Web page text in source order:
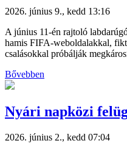
2026. június 9., kedd 13:16
A június 11-én rajtoló
hamis FIFA-weboldalakkal,
csalásokkal próbálják
Bővebben
Nyári napközi
2026. június 2., kedd 07:04